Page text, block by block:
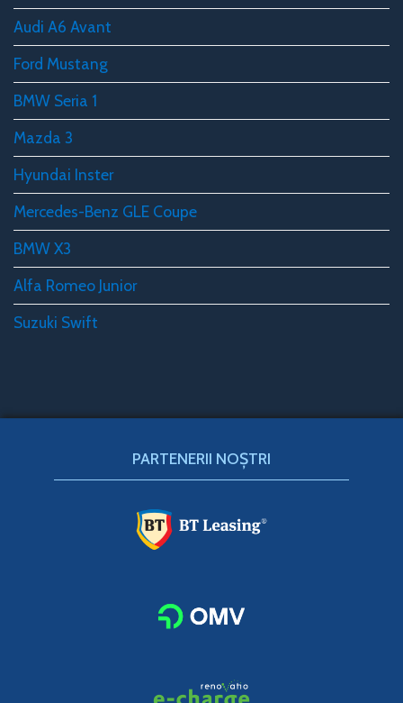
Audi A6 Avant
Ford Mustang
BMW Seria 1
Mazda 3
Hyundai Inster
Mercedes-Benz GLE Coupe
BMW X3
Alfa Romeo Junior
Suzuki Swift
PARTENERII NOȘTRI